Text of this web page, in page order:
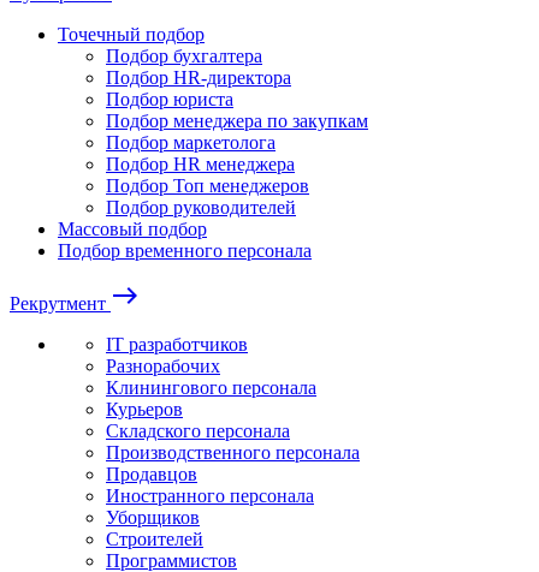
Точечный подбор
Подбор бухгалтера
Подбор HR-директора
Подбор юриста
Подбор менеджера по закупкам
Подбор маркетолога
Подбор HR менеджера
Подбор Топ менеджеров
Подбор руководителей
Массовый подбор
Подбор временного персонала
Рекрутмент east
IT разработчиков
Разнорабочих
Клинингового персонала
Курьеров
Складского персонала
Производственного персонала
Продавцов
Иностранного персонала
Уборщиков
Строителей
Программистов